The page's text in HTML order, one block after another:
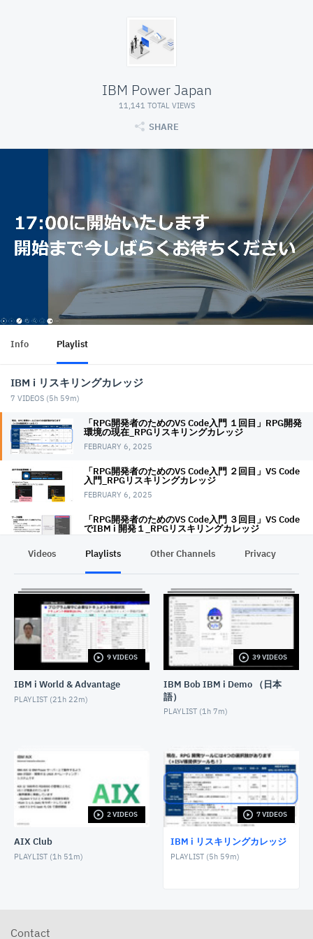
IBM Power Japan
11,141 TOTAL VIEWS
SHARE
Info Playlist
IBM i リスキリングカレッジ
7 VIDEOS (5h 59m)
「RPG開発者のためのVS Code入門 １回目」RPG開発
環境の現在_RPGリスキリングカレッジ
FEBRUARY 6, 2025
「RPG開発者のためのVS Code入門 ２回目」VS Code
入門_RPGリスキリングカレッジ
FEBRUARY 6, 2025
「RPG開発者のためのVS Code入門 ３回目」VS Code
でIBM i 開発１_RPGリスキリングカレッジ
でIBM i 開発2_RPGリスキリングカレッジ
FEBRUARY 10, 2025
「IBM i 技術者のためのSQL入門１回目 SQL基礎知識
編」IBM i リスキリングカレッジ
APRIL 16, 2025
「IBM i 技術者のためのSQL入門２回目 SQL対話型
編」IBM i リスキリングカレッジ
APRIL 16, 2025
「IBM i 技術者のためのSQL入門３回目 SQLで開発
Videos Playlists Other Channels Privacy
9 VIDEOS
IBM i World & Advantage
PLAYLIST (21h 22m)
39 VIDEOS
IBM Bob IBM i Demo （日本
語）
PLAYLIST (1h 7m)
2 VIDEOS
AIX Club
PLAYLIST (1h 51m)
7 VIDEOS
IBM i リスキリングカレッジ
PLAYLIST (5h 59m)
Contact